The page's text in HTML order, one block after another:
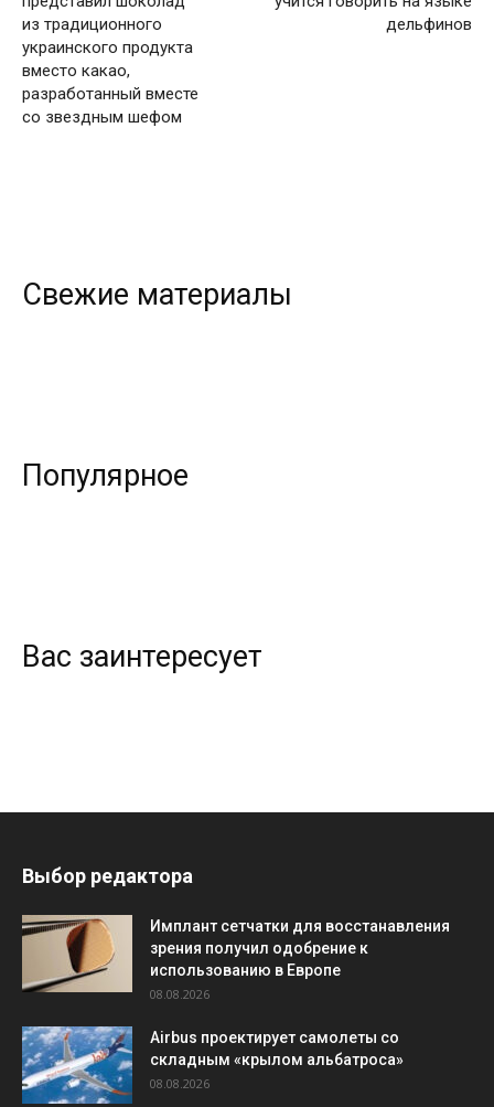
из традиционного
украинского продукта
вместо какао,
разработанный вместе
со звездным шефом
дельфинов
Свежие материалы
Популярное
Вас заинтересует
Выбор редактора
Имплант сетчатки для восстанавления
зрения получил одобрение к
использованию в Европе
08.08.2026
Airbus проектирует самолеты со
складным «крылом альбатроса»
08.08.2026